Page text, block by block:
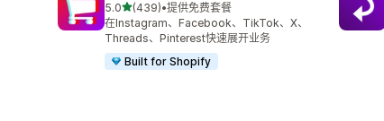
5.0星（满分 5 星）
(439)
总共 439 条评论
•提供免费套餐
在Instagram、Facebook、TikTok、X、
Threads、Pinterest快速展开业务
Built for Shopify